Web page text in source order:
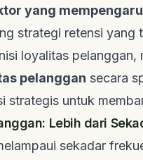
yang
strategi retensi yang
loyalitas pelanggan,
pelanggan secara
strategis untuk
Lebih dari
sekadar